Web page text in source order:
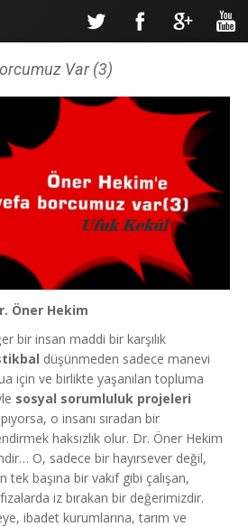
Var (3)
Öner Hekim
bir insan maddi bir karşılık
düşünmeden sadece manevi
için ve birlikte yaşanılan topluma
sosyal sorumluluk projeleri
o insanı sıradan bir
haksızlık olur. Dr. Öner Hekim
O, sadece bir hayırsever değil,
tek başına bir vakıf gibi çalışan,
iz bırakan bir değerimizdir.
ibadet kurumlarına, tarım ve